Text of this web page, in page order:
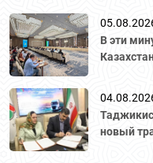
В эти
новый